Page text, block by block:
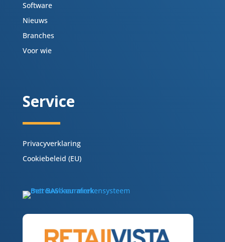
Software
Nieuws
Branches
Voor wie
Service
Privacyverklaring
Cookiebeleid (EU)